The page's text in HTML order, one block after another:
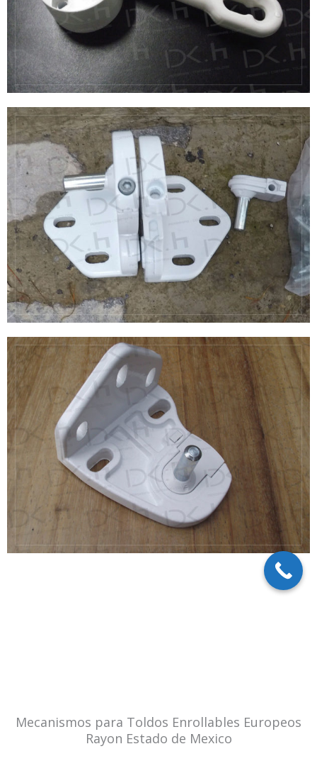
Mecanismos para Toldos Enrollables Europeos
Rayon Estado de Mexico